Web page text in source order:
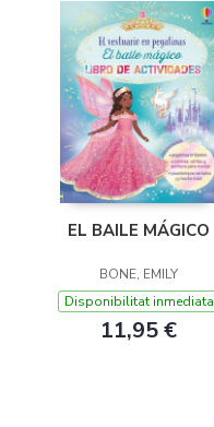
EL BAILE MÁGICO
BONE, EMILY
Disponibilitat inmediata
11,95 €